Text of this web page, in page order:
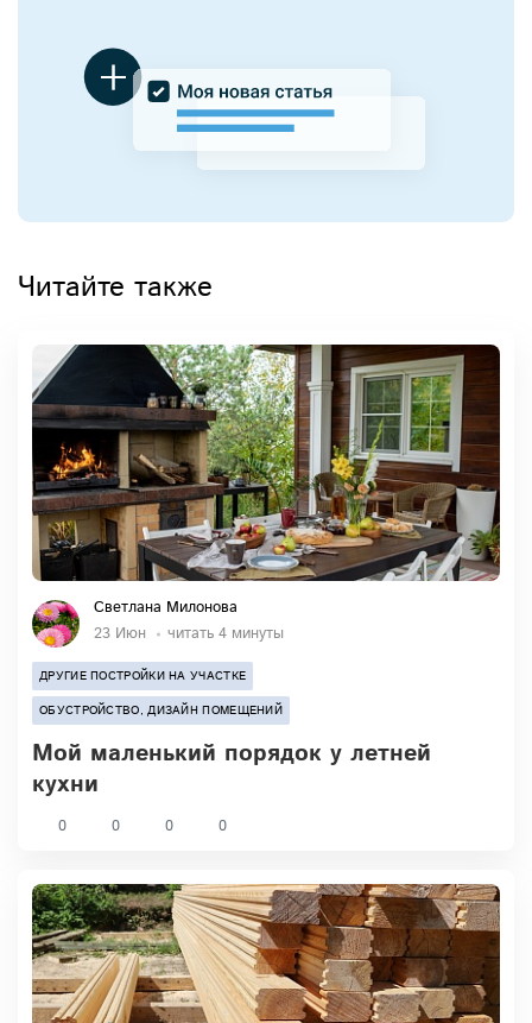
Читайте также
Светлана Милонова
23 Июн
читать 4 минуты
ДРУГИЕ ПОСТРОЙКИ НА УЧАСТКЕ
ОБУСТРОЙСТВО, ДИЗАЙН ПОМЕЩЕНИЙ
Мой маленький порядок у летней
кухни
0 0 0
0